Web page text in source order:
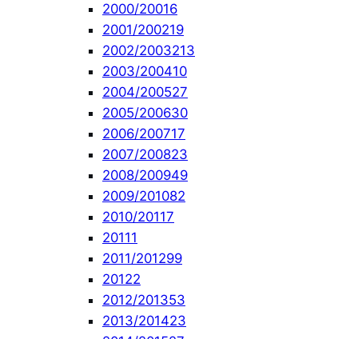
2000/20016
2001/200219
2002/2003213
2003/200410
2004/200527
2005/200630
2006/200717
2007/200823
2008/200949
2009/201082
2010/20117
20111
2011/201299
20122
2012/201353
2013/201423